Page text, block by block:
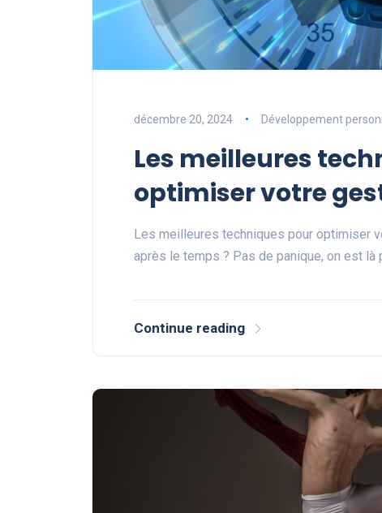
décembre 20, 2024 Développement
Les meilleures
optimiser votre
Les meilleures techniques pour optimiser
après le temps ? Pas de panique, on est là
Continue reading